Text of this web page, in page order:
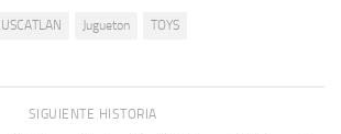
Jugueton TOYS
SIGUIENTE HISTORIA